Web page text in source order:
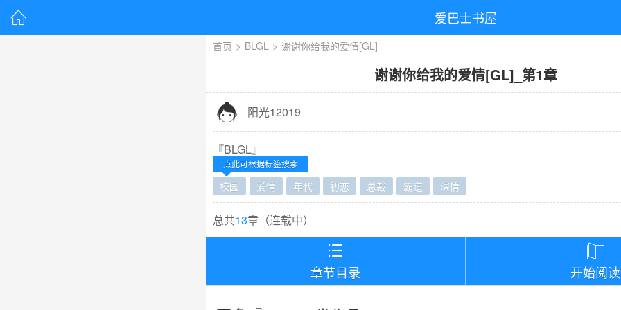
 爱巴士书屋
首页 > BLGL > 谢谢你给我的爱情[GL]
谢谢你给我的爱情[GL] 第1章
 阳光12019
『BLGL』
校园 爱情 年代 初恋 总裁 霸道 深情
总共13章（连载中）

章节目录

开始阅读